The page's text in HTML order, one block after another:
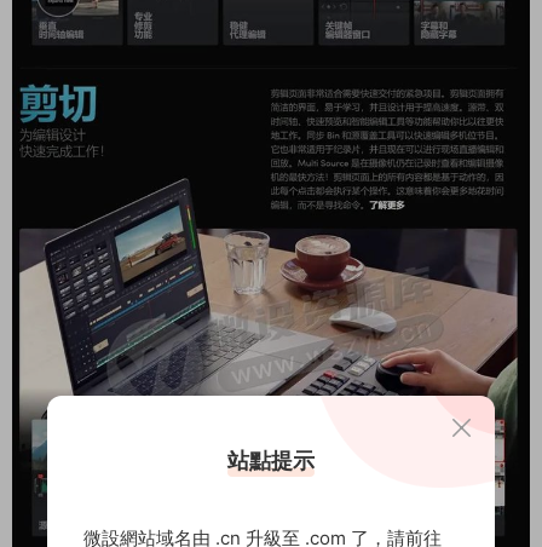
站點提示
微設網站域名由 .cn 升級至 .com 了，請前往